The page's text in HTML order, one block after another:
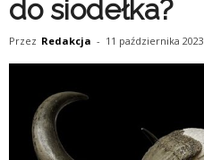
do siodełka?
Przez Redakcja - 11 października 2023